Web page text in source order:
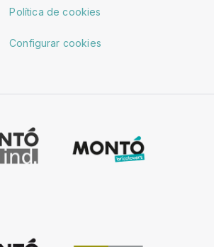
Política de cookies
Configurar cookies